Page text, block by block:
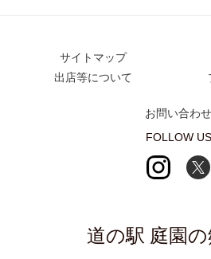
サイトマップ
出店等について
お問い合わせ
FOLLOW US
道の駅 庭園の